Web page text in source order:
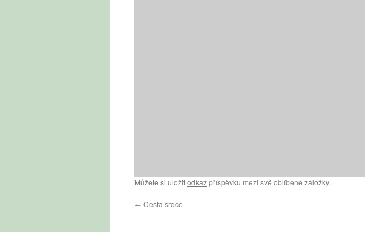
Můžete si uložitodkazpříspěvku mezi své oblíbené záložky.
← Cesta srdce